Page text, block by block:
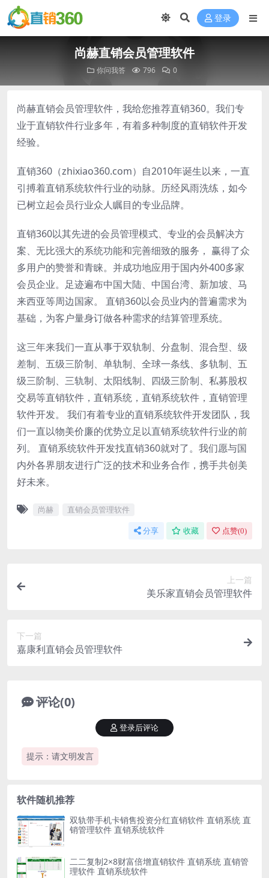
登录
尚赫直销会员管理软件
你问我答 796 0
尚赫直销会员管理软件，我给您推荐直销360。我们专
业于直销软件行业多年，有着多种制度的直销软件开发
经验。
直销360（zhixiao360.com）自2010年诞生以来，一直
引搏着直销系统软件行业的动脉。历经风雨洗练，如今
已树立起会员行业众人瞩目的专业品牌。
直销360以其先进的会员管理模式、专业的会员解决方
案、无比强大的系统功能和完善细致的服务， 赢得了众
多用户的赞誉和青睐。并成功地应用于国内外400多家
会员企业。足迹遍布中国大陆、中国台湾、新加坡、马
来西亚等周边国家。 直销360以会员业内的普遍需求为
基础，为客户量身订做各种需求的结算管理系统。
这三年来我们一直从事于双轨制、分盘制、混合型、级
差制、五级三阶制、单轨制、全球一条线、多轨制、五
级三阶制、三轨制、太阳线制、四级三阶制、私募股权
交易等直销软件，直销系统，直销系统软件，直销管理
软件开发。 我们有着专业的直销系统软件开发团队，我
们一直以物美价廉的优势立足以直销系统软件行业的前
列。 直销系统软件开发找直销360就对了。我们愿与国
内外各界朋友进行广泛的技术和业务合作，携手共创美
好未来。
尚赫 直销会员管理软件
分享 收藏 点赞(0)
上一篇
美乐家直销会员管理软件
下一篇
嘉康利直销会员管理软件
评论(0)
提示：请文明发言
登录后评论
软件随机推荐
双轨带手机卡销售投资分红直销软件 直销系统 直
销管理软件 直销系统软件
二二复制2×8财富倍增直销软件 直销系统 直销管
理软件 直销系统软件